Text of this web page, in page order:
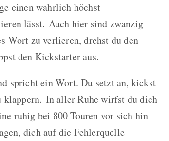
einen wahrlich höchst
lässt. Auch hier sind zwanzig
Wort zu verlieren, drehst du den
den Kickstarter aus.
spricht ein Wort. Du setzt an, kickst
In aller Ruhe wirfst du dich
ruhig bei 800 Touren vor sich hin
dich auf die Fehlerquelle